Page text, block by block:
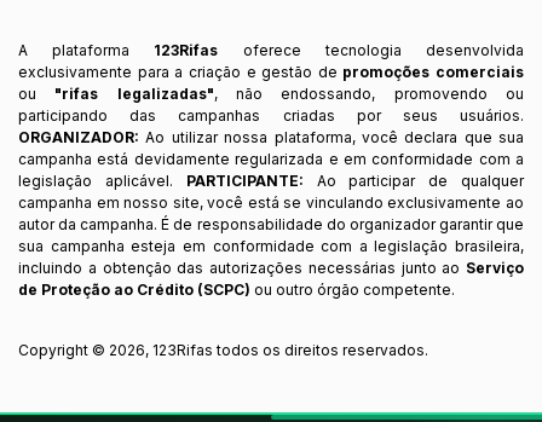
A plataforma 123Rifas oferece tecnologia desenvolvida
exclusivamente para a criação e gestão de promoções comerciais
ou "rifas legalizadas", não endossando, promovendo ou
participando das campanhas criadas por seus usuários.
ORGANIZADOR: Ao utilizar nossa plataforma, você declara que sua
campanha está devidamente regularizada e em conformidade com a
legislação aplicável. PARTICIPANTE: Ao participar de qualquer
campanha em nosso site, você está se vinculando exclusivamente ao
autor da campanha. É de responsabilidade do organizador garantir que
sua campanha esteja em conformidade com a legislação brasileira,
incluindo a obtenção das autorizações necessárias junto ao Serviço
de Proteção ao Crédito (SCPC) ou outro órgão competente.
Copyright © 2026, 123Rifas todos os direitos reservados.